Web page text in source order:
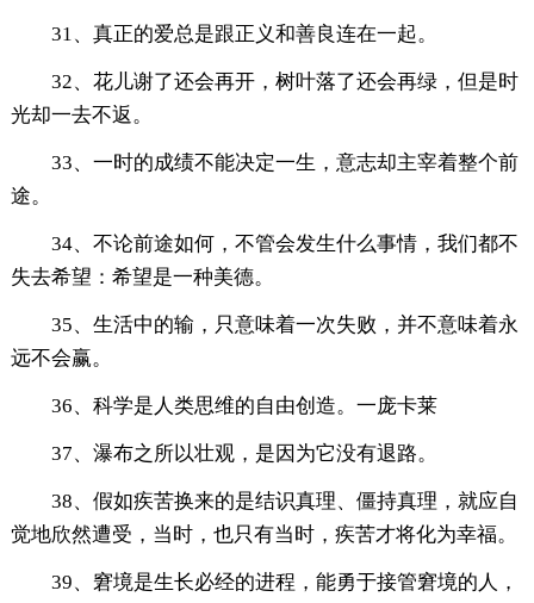
31、真正的爱总是跟正义和善良连在一起。
32、花儿谢了还会再开，树叶落了还会再绿，但是时
光却一去不返。
33、一时的成绩不能决定一生，意志却主宰着整个前
途。
34、不论前途如何，不管会发生什么事情，我们都不
失去希望：希望是一种美德。
35、生活中的输，只意味着一次失败，并不意味着永
远不会赢。
36、科学是人类思维的自由创造。一庞卡莱
37、瀑布之所以壮观，是因为它没有退路。
38、假如疾苦换来的是结识真理、僵持真理，就应自
觉地欣然遭受，当时，也只有当时，疾苦才将化为幸福。
39、窘境是生长必经的进程，能勇于接管窘境的人，